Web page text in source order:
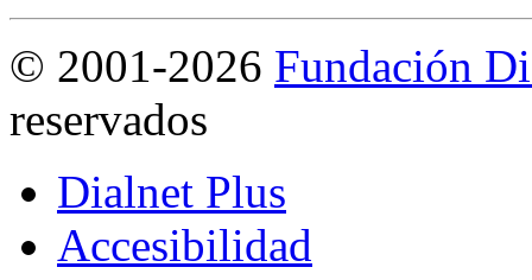
© 2001-2026 Fundación
reservados
Dialnet Plus
Accesibilidad